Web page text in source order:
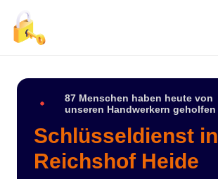
87 Menschen haben heute von
unseren Handwerkern geholfen
Schlüsseldienst in
Reichshof Heide